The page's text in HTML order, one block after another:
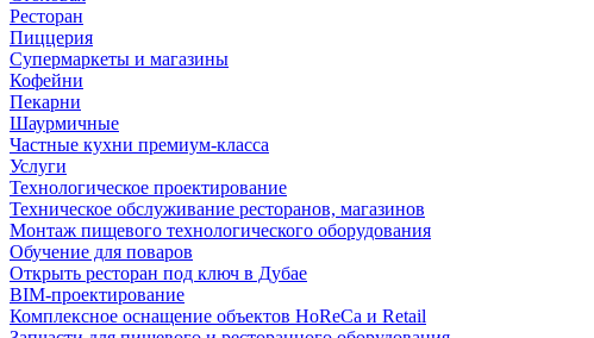
Ресторан
Пиццерия
Супермаркеты и магазины
Кофейни
Пекарни
Шаурмичные
Частные кухни премиум-класса
Услуги
Технологическое проектирование
Техническое обслуживание ресторанов, магазинов
Монтаж пищевого технологического оборудования
Обучение для поваров
Открыть ресторан под ключ в Дубае
BIM-проектирование
Комплексное оснащение объектов HoReCa и Retail